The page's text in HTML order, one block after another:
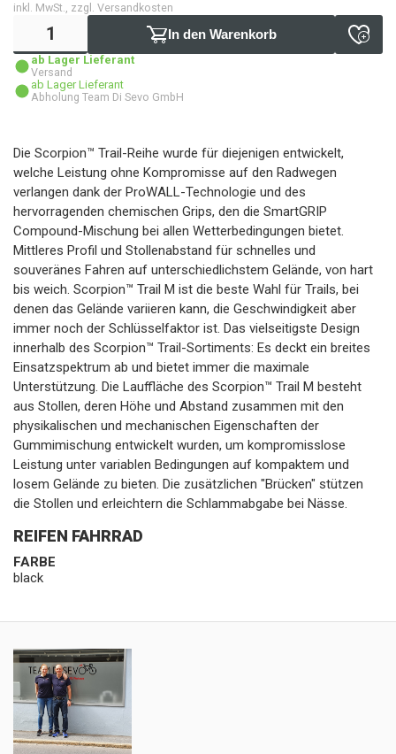
inkl. MwSt., zzgl. Versandkosten
In den Warenkorb
ab Lager Lieferant
Versand
ab Lager Lieferant
Abholung Team Di Sevo GmbH
Die Scorpion™ Trail-Reihe wurde für diejenigen entwickelt,
welche Leistung ohne Kompromisse auf den Radwegen
verlangen dank der ProWALL-Technologie und des
hervorragenden chemischen Grips, den die SmartGRIP
Compound-Mischung bei allen Wetterbedingungen bietet.
Mittleres Profil und Stollenabstand für schnelles und
souveränes Fahren auf unterschiedlichstem Gelände, von hart
bis weich. Scorpion™ Trail M ist die beste Wahl für Trails, bei
denen das Gelände variieren kann, die Geschwindigkeit aber
immer noch der Schlüsselfaktor ist. Das vielseitigste Design
innerhalb des Scorpion™ Trail-Sortiments: Es deckt ein breites
Einsatzspektrum ab und bietet immer die maximale
Unterstützung. Die Lauffläche des Scorpion™ Trail M besteht
aus Stollen, deren Höhe und Abstand zusammen mit den
physikalischen und mechanischen Eigenschaften der
Gummimischung entwickelt wurden, um kompromisslose
Leistung unter variablen Bedingungen auf kompaktem und
losem Gelände zu bieten. Die zusätzlichen "Brücken" stützen
die Stollen und erleichtern die Schlammabgabe bei Nässe.
REIFEN FAHRRAD
FARBE
black